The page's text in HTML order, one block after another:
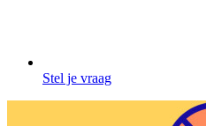
Stel je vraag